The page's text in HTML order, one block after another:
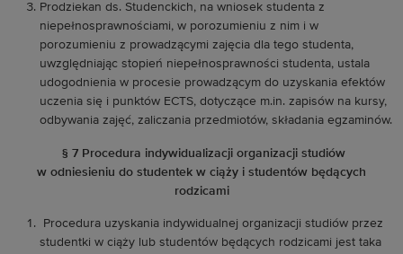
Prodziekan ds. Studenckich, na wniosek studenta z
niepełnosprawnościami, w porozumieniu z nim i w
porozumieniu z prowadzącymi zajęcia dla tego studenta,
uwzględniając stopień niepełnosprawności studenta, ustala
udogodnienia w procesie prowadzącym do uzyskania efektów
uczenia się i punktów ECTS, dotyczące m.in. zapisów na kursy,
odbywania zajęć, zaliczania przedmiotów, składania egzaminów.
§ 7 Procedura indywidualizacji organizacji studiów
w odniesieniu do studentek w ciąży i studentów będących
rodzicami
Procedura uzyskania indywidualnej organizacji studiów przez
studentki w ciąży lub studentów będących rodzicami jest taka